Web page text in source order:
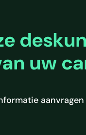
uw
aanvragen